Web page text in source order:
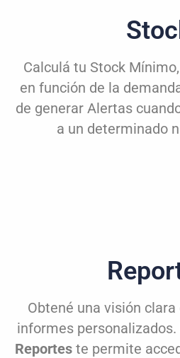
Calculá tu Stock
en función de la
de generar Alertas
a un determinado
Obtené una visión
informes
Reporteste permite